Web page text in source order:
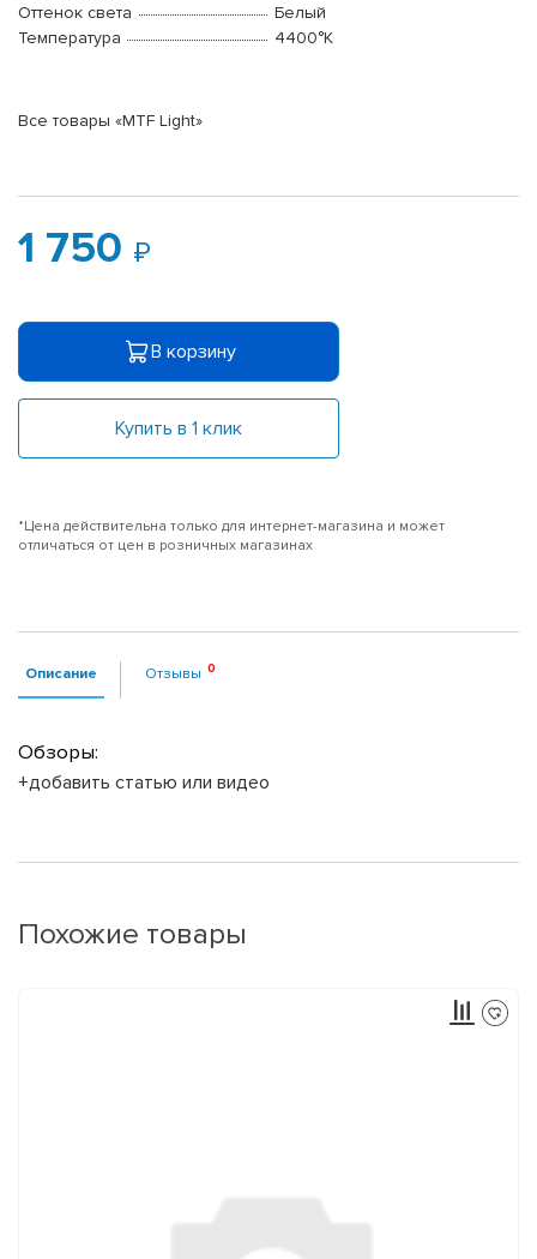
Оттенок света
Белый
Температура
4400°K
Все товары «MTF Light»
1 750
В корзину
Купить в 1 клик
*Цена действительна только для интернет-магазина и может
отличаться от цен в розничных магазинах
Описание Отзывы
Обзоры:
+добавить статью или видео
Похожие товары